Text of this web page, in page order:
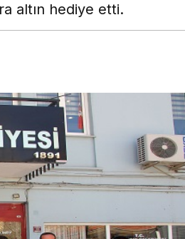
altın hediye etti.